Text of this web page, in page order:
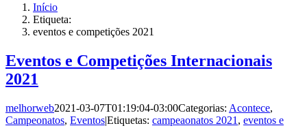
Início
Etiqueta:
eventos e competições 2021
Eventos e Competições Internacionais
2021
melhorweb2021-03-07T01:19:04-03:00Categorias: Acontece,
Campeonatos, Eventos|Etiquetas: campeaonatos 2021 , eventos e